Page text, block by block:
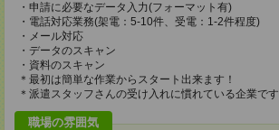
・申請に必要なデータ入力(フォーマット有)
・電話対応業務(架電：5-10件、受電：1-2件程度)
・メール対応
・データのスキャン
・資料のスキャン
＊最初は簡単な作業からスタート出来ます！
＊派遣スタッフさんの受け入れに慣れている企業です
職場の雰囲気